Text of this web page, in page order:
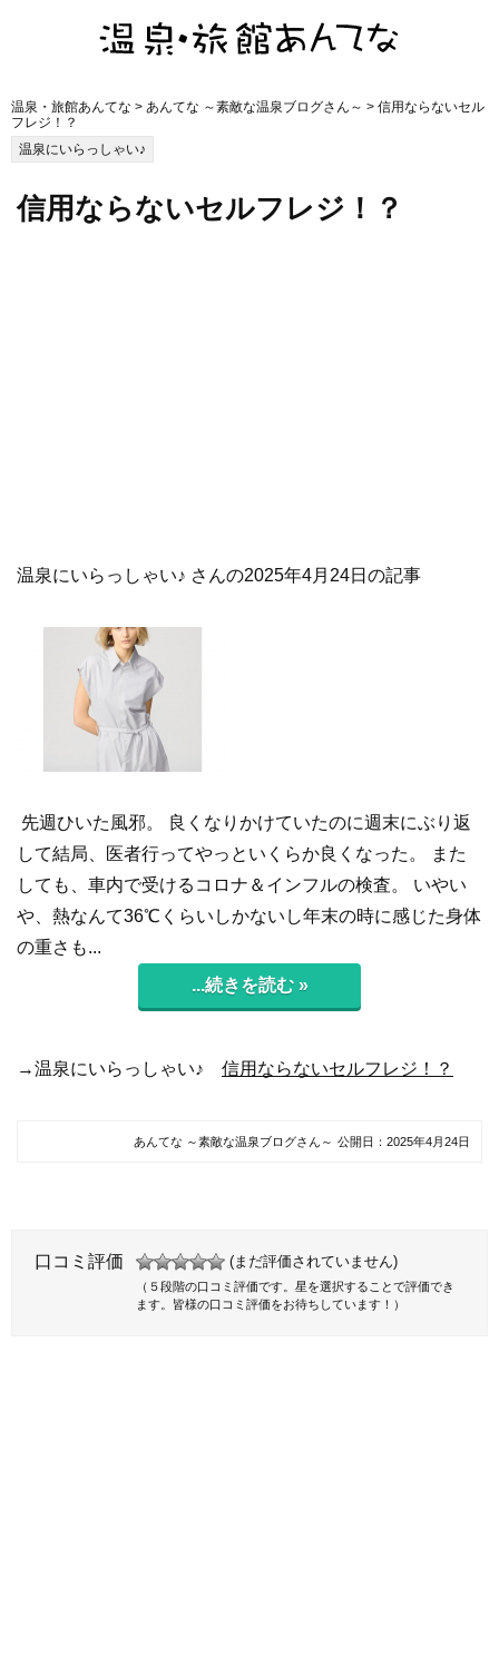
温泉・旅館あんてな > あんてな ～素敵な温泉ブログさん～ > 信用ならないセル
フレジ！？
温泉にいらっしゃい♪
信用ならないセルフレジ！？
温泉にいらっしゃい♪ さんの2025年4月24日の記事
先週ひいた風邪。 良くなりかけていたのに週末にぶり返
して結局、医者行ってやっといくらか良くなった。 また
しても、車内で受けるコロナ＆インフルの検査。 いやい
や、熱なんて36℃くらいしかないし年末の時に感じた身体
の重さも...
...続きを読む »
→温泉にいらっしゃい♪ 信用ならないセルフレジ！？
あんてな ～素敵な温泉ブログさん～ 公開日： 2025年4月24日
口コミ評価 (まだ評価されていません)
（５段階の口コミ評価です。星を選択することで評価でき
ます。皆様の口コミ評価をお待ちしています！）